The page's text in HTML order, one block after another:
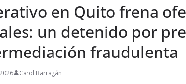
en Quito frena
un detenido por
fraudulenta
Carol Barragán